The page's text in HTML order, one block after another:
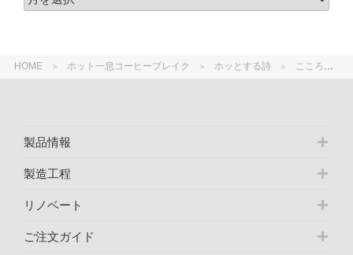
HOME ホット一息コーヒーブレイク ホッとする詩 こころ １月の詩 谷川 俊太郎
製品情報
製造工程
リノベート
ご注文ガイド